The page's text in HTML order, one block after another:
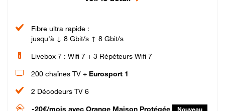
Fibre ultra rapide :
jusqu'à ↓ 8 Gbit/s ↑ 8 Gbit/s
Livebox 7 : Wifi 7 + 3 Répéteurs Wifi 7
200 chaînes TV + Eurosport 1
2 Décodeurs TV 6
-20€/mois avec Orange Maison Protégée Nouveau